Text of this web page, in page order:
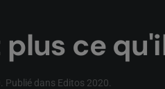
plus ce
. Publié dans Editos 2020